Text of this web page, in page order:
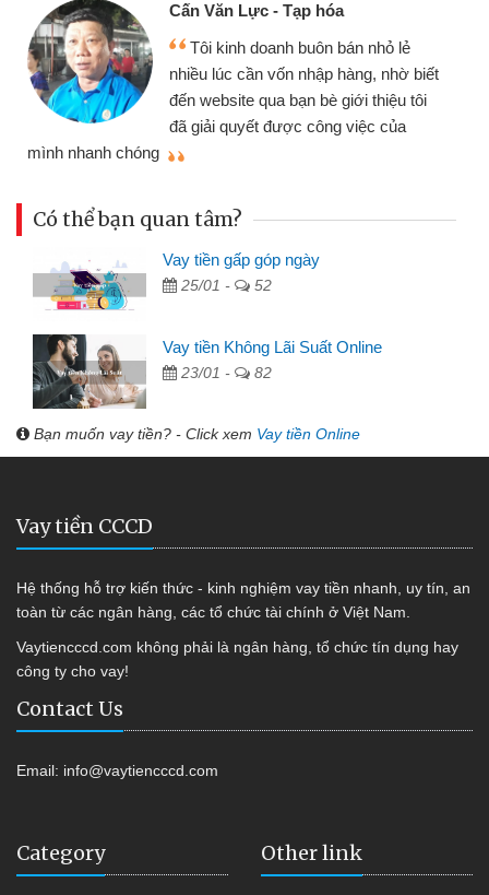
Cấn Văn Lực - Tạp hóa
Tôi kinh doanh buôn bán nhỏ lẻ
nhiều lúc cần vốn nhập hàng, nhờ biết
đến website qua bạn bè giới thiệu tôi
đã giải quyết được công việc của
mình nhanh chóng
Có thể bạn quan tâm?
Vay tiền gấp góp ngày
25/01 - 52
Vay tiền Không Lãi Suất Online
23/01 - 82
Bạn muốn vay tiền? - Click xem Vay tiền Online
Vay tiền CCCD
Hệ thống hỗ trợ kiến thức - kinh nghiệm vay tiền nhanh, uy tín, an
toàn từ các ngân hàng, các tổ chức tài chính ở Việt Nam.
Vaytiencccd.com không phải là ngân hàng, tổ chức tín dụng hay
công ty cho vay!
Contact Us
Email: info@vaytiencccd.com
Category Other link